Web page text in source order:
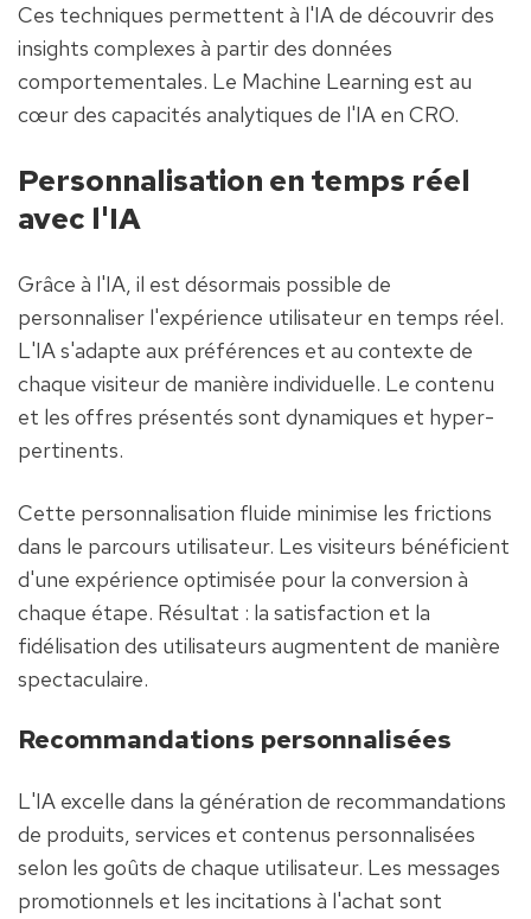
Ces techniques permettent à l'IA de découvrir des
insights complexes à partir des données
comportementales. Le Machine Learning est au
cœur des capacités analytiques de l'IA en CRO.
Personnalisation en temps réel
avec l'IA
Grâce à l'IA, il est désormais possible de
personnaliser l'expérience utilisateur en temps réel.
L'IA s'adapte aux préférences et au contexte de
chaque visiteur de manière individuelle. Le contenu
et les offres présentés sont dynamiques et hyper-
pertinents.
Cette personnalisation fluide minimise les frictions
dans le parcours utilisateur. Les visiteurs bénéficient
d'une expérience optimisée pour la conversion à
chaque étape. Résultat : la satisfaction et la
fidélisation des utilisateurs augmentent de manière
spectaculaire.
Recommandations personnalisées
L'IA excelle dans la génération de recommandations
de produits, services et contenus personnalisées
selon les goûts de chaque utilisateur. Les messages
promotionnels et les incitations à l'achat sont